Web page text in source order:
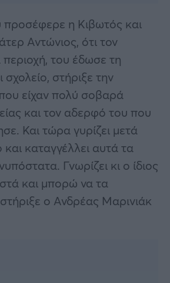
προσέφερε η Κιβωτός και
Αντώνιος, ότι τον
του έδωσε τη
στήριξε την
είχαν πολύ σοβαρά
και τον αδερφό του που
Και τώρα γυρίζει μετά
καταγγέλλει αυτά τα
Γνωρίζει κι ο ίδιος
και μπορώ να τα
ο Ανδρέας Μαρινιάκ